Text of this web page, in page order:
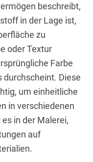
beschreibt,
in der Lage ist,
zu
oder Textur
Farbe
durchscheint. Diese
um einheitliche
in verschiedenen
in der Malerei,
auf